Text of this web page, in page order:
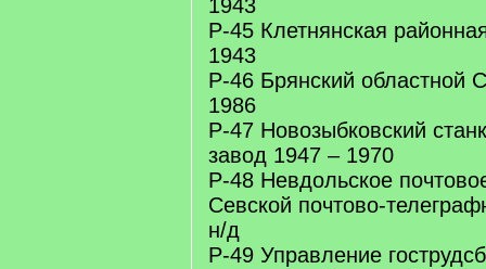
1943
Р-45 Клетнянская
1943
Р-46 Брянский областной
1986
Р-47 Новозыбковский
завод 1947 – 1970
Р-48 Невдольское
Севской почтово-
н/д
Р-49 Управление